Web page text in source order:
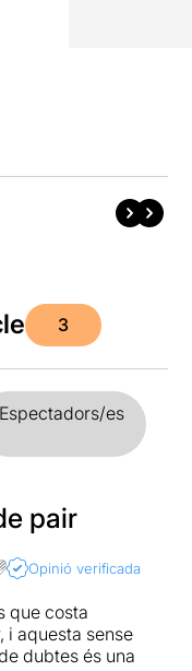
3
Espectadors/es
pair
Opinió verificada
que costa
i aquesta sense
dubtes és una